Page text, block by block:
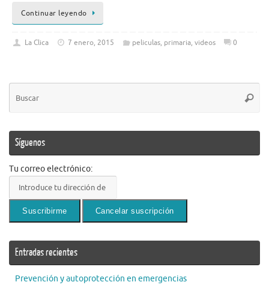
Continuar leyendo
La Clica 7 enero, 2015 peliculas, primaria, videos 0
Síguenos
Tu correo electrónico:
Entradas recientes
Prevención y autoprotección en emergencias